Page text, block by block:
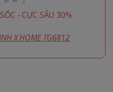
- CỰC SÂU 30%
X HOME TG6812